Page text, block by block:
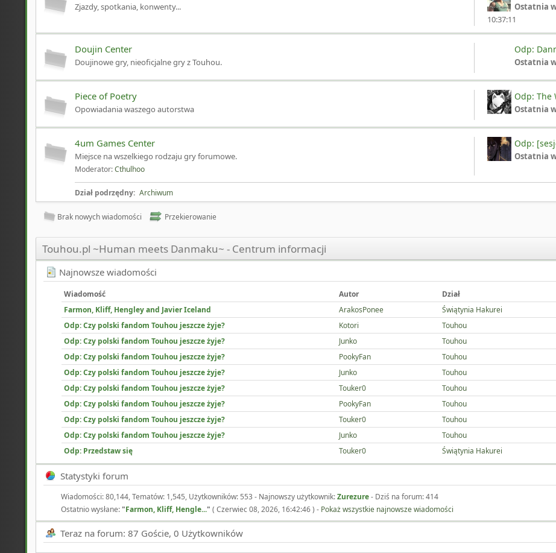
Zjazdy, spotkania, konwenty...
Ostatnia
10:37:11
Doujin Center
Doujinowe gry, nieoficjalne gry z Touhou.
Odp:
Ostatnia
Piece of Poetry
Opowiadania waszego autorstwa
Odp: The
Ostatnia
4um Games Center
Miejsce na wszelkiego rodzaju gry forumowe.
Moderator:Cthulhoo
Odp:
Ostatnia
Dział podrzędny: Archiwum
Brak nowych wiadomości Przekierowanie
Touhou.pl ~Human meets Danmaku~ - Centrum informacji
Najnowsze wiadomości
Wiadomość Autor Dział
Farmon, Kliff, Hengley and Javier Iceland
ArakosPonee Świątynia Hakurei
Odp: Czy polski fandom Touhou jeszcze żyje?
Kotori Touhou
Odp: Czy polski fandom Touhou jeszcze żyje?
Junko Touhou
Odp: Czy polski fandom Touhou jeszcze żyje?
PookyFan Touhou
Odp: Czy polski fandom Touhou jeszcze żyje?
Junko Touhou
Odp: Czy polski fandom Touhou jeszcze żyje?
Touker0 Touhou
Odp: Czy polski fandom Touhou jeszcze żyje?
PookyFan Touhou
Odp: Czy polski fandom Touhou jeszcze żyje?
Touker0 Touhou
Odp: Czy polski fandom Touhou jeszcze żyje?
Junko Touhou
Odp: Przedstaw się
Touker0 Świątynia Hakurei
Statystyki forum
Wiadomości: 80,144, Tematów: 1,545, Użytkowników: 553 - Najnowszy użytkownik:Zurezure- Dziś na forum: 414
Ostatnio wysłane:"Farmon, Kliff, Hengle..." ( Czerwiec 08, 2026, 16:42:46 ) - Pokaż wszystkie najnowsze wiadomości
Teraz na forum: 87 Goście, 0 Użytkowników